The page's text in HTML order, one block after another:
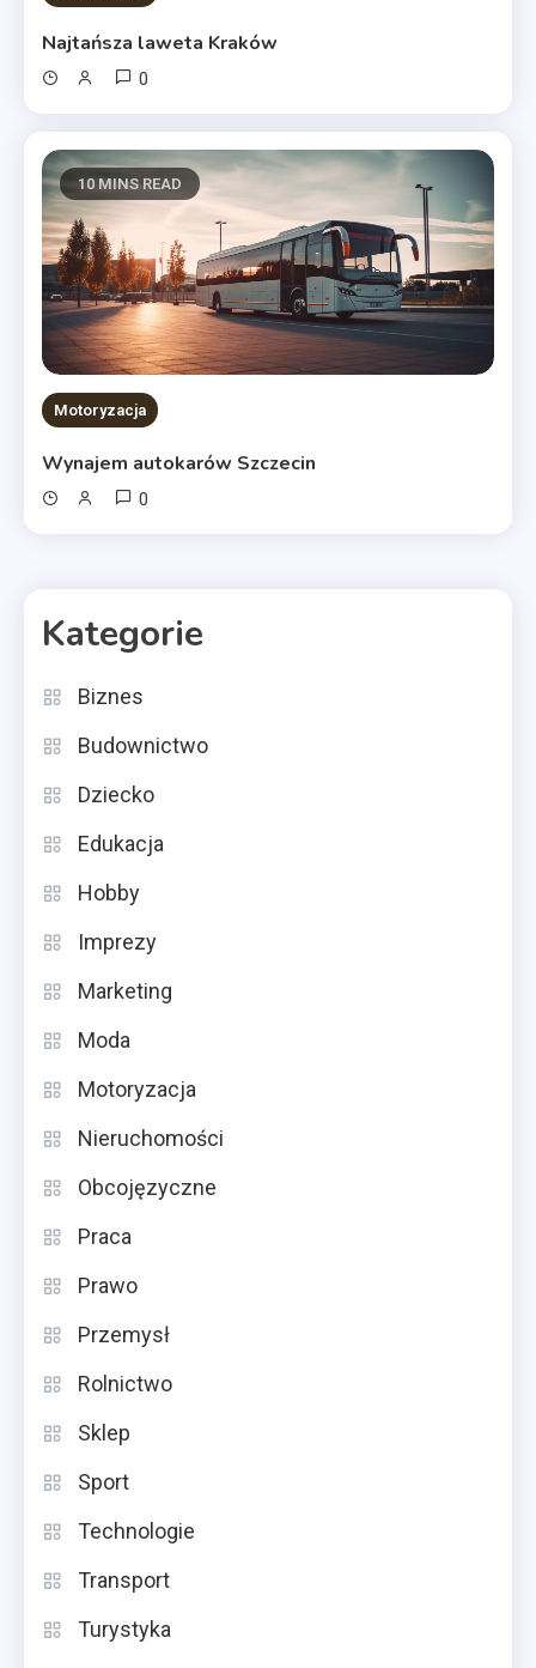
Najtańsza laweta Kraków
0
10 MINS READ
Motoryzacja
Wynajem autokarów Szczecin
0
Kategorie
Biznes
Budownictwo
Dziecko
Edukacja
Hobby
Imprezy
Marketing
Moda
Motoryzacja
Nieruchomości
Obcojęzyczne
Praca
Prawo
Przemysł
Rolnictwo
Sklep
Sport
Technologie
Transport
Turystyka